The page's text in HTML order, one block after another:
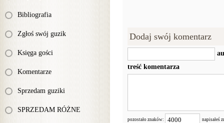
Bibliografia
Zgłoś swój guzik
Księga gości
Komentarze
Sprzedam guziki
SPRZEDAM RÓŻNE
Dodaj swój komentarz
treść komentarza
pozostało znaków: napisałeś